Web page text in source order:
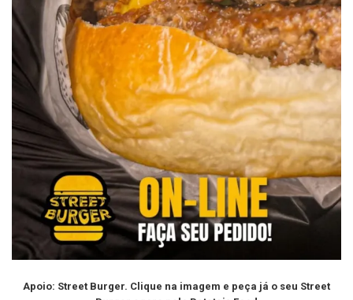
Apoio: Street Burger. Clique na imagem e peça já o seu Street